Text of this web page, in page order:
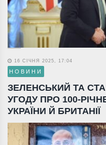
16 СІЧНЯ 2025, 17:04
НОВИНИ
ЗЕЛЕНСЬКИЙ ТА
УГОДУ ПРО 100-
УКРАЇНИ Й БРИТАНІЇ